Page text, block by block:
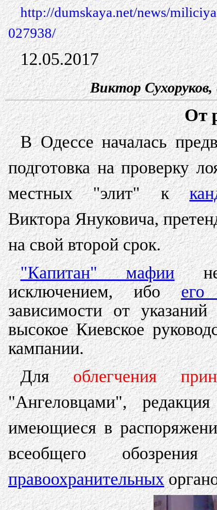
http://dumskaya.net/news/
027938/
12.05.2017
Виктор
От
В Одессе началась
подготовка на проверку
местных "элит" к
Виктора Януковича,
на свой второй срок.
"Капитан" мафиине
исключением, ибоего
зависимости от
высокое Киевское
кампании.
Дляоблегчения
"Ангеловцами",
имеющиеся в
всеобщего
правоохранительных